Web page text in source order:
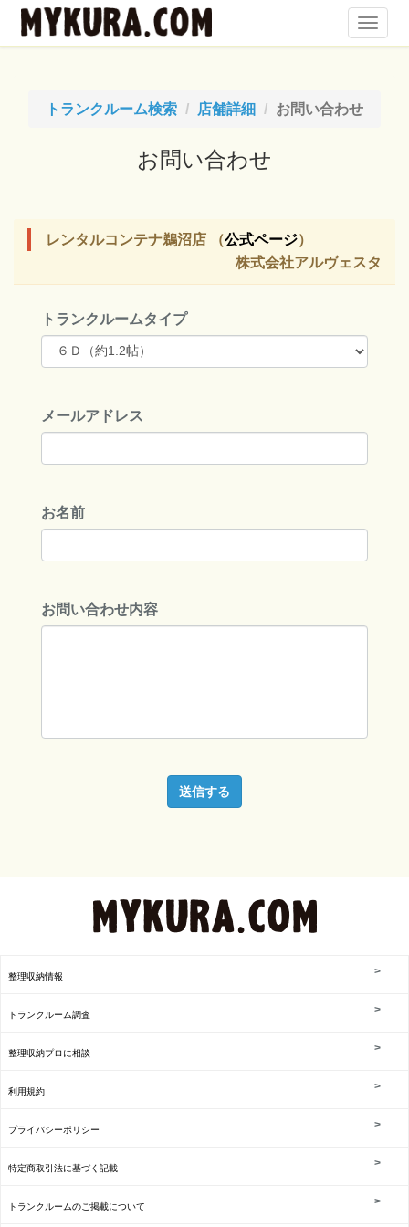
トランクルーム検索 店舗詳細 お問い合わせ
お問い合わせ
レンタルコンテナ鵜沼店 （公式ページ）
株式会社アルヴェスタ
トランクルームタイプ
メールアドレス
お名前
お問い合わせ内容
送信する
整理収納情報
トランクルーム調査
整理収納プロに相談
利用規約
プライバシーポリシー
特定商取引法に基づく記載
トランクルームのご掲載について